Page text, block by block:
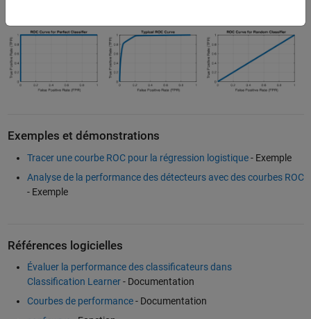
Exemples et démonstrations
Tracer une courbe ROC pour la régression logistique- Exemple
Analyse de la performance des détecteurs avec des courbes ROC
- Exemple
Références logicielles
Évaluer la performance des classificateurs dans
Classification Learner- Documentation
Courbes de performance- Documentation